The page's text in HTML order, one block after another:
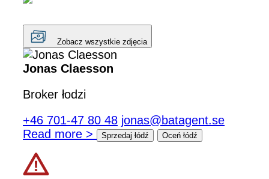
Zobacz wszystkie zdjęcia
Jonas Claesson
Broker łodzi
+46 701-47 80 48 jonas@batagent.se
Read more >
Sprzedaj łódź Oceń łódź